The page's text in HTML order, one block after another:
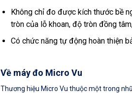
Không chỉ đo được kích thước bề
tròn của lỗ khoan, độ tròn đồng
Có chức năng tự động hoàn thiện
Về máy đo Micro Vu
Thương hiệu Micro Vu thuộc một trong